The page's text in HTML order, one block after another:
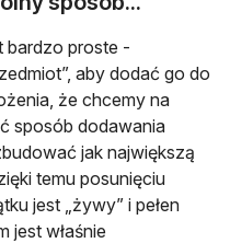
bardzo proste -
aby dodać go do
że chcemy na
sposób dodawania
jak największą
temu posunięciu
jest „żywy” i pełen
jest właśnie